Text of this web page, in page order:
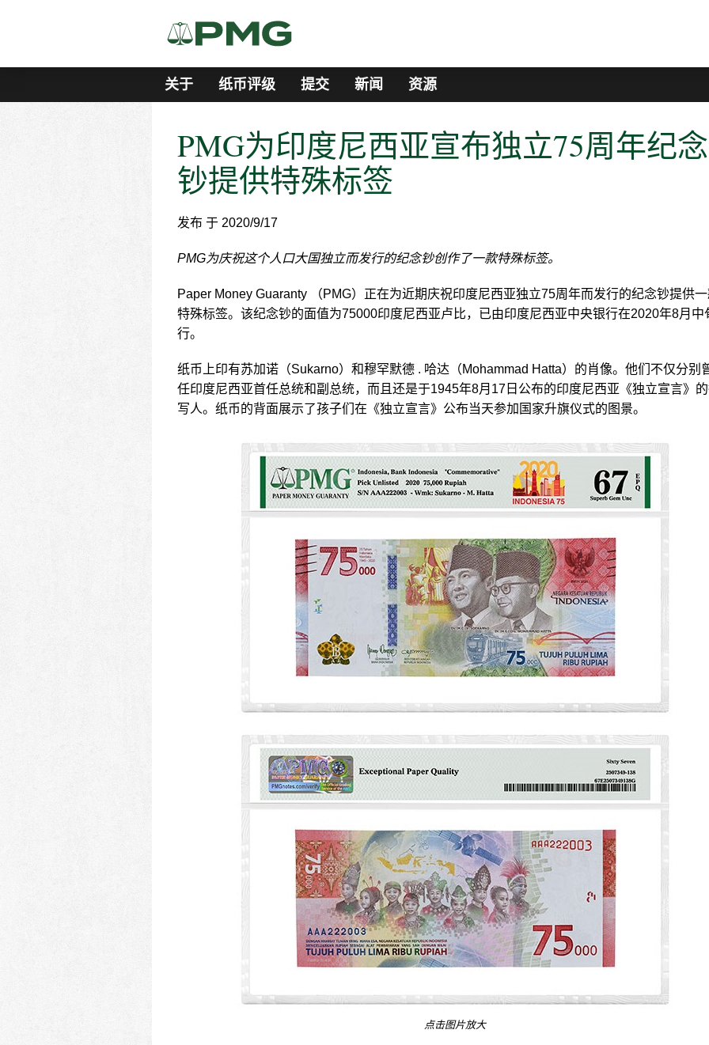
关于 纸币评级 提交 新闻 资源
PMG为印度尼西亚宣布独立75周年纪念
钞提供特殊标签
发布 于 2020/9/17
PMG为庆祝这个人口大国独立而发行的纪念钞创作了一款特殊标签。
Paper Money Guaranty （PMG）正在为近期庆祝印度尼西亚独立75周年而发行的纪念钞提供
特殊标签。该纪念钞的面值为75000印度尼西亚卢比，已由印度尼西亚中央银行在2020年8月中
行。
纸币上印有苏加诺（Sukarno）和穆罕默德 . 哈达（Mohammad Hatta）的肖像。他们不仅分别
任印度尼西亚首任总统和副总统，而且还是于1945年8月17日公布的印度尼西亚《独立宣言》
写人。纸币的背面展示了孩子们在《独立宣言》公布当天参加国家升旗仪式的图景。
点击图片放大